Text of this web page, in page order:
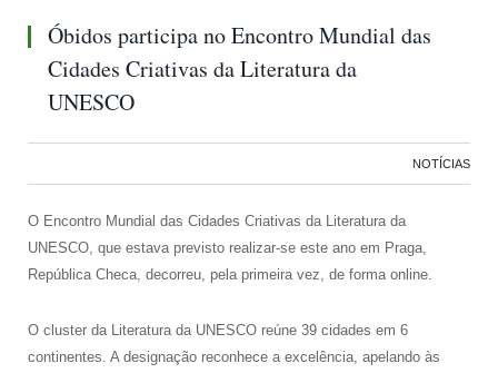
Óbidos participa no Encontro Mundial das
Cidades Criativas da Literatura da
UNESCO
NOTÍCIAS
O Encontro Mundial das Cidades Criativas da Literatura da
UNESCO, que estava previsto realizar-se este ano em Praga,
República Checa, decorreu, pela primeira vez, de forma online.
O cluster da Literatura da UNESCO reúne 39 cidades em 6
continentes. A designação reconhece a excelência, apelando às